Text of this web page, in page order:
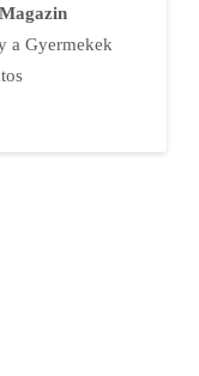
a Gyermekek